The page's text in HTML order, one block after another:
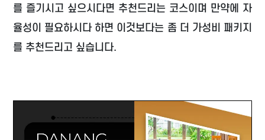
를 즐기시고 싶으시다면 추천드리는 코스이며 만약에 자
율성이 필요하시다 하면 이것보다는 좀 더 가성비 패키지
를 추천드리고 싶습니다.